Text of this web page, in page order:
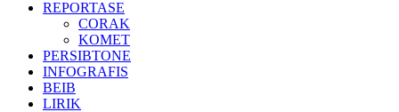
REPORTASE
CORAK
KOMET
PERSIBTONE
INFOGRAFIS
BEIB
LIRIK